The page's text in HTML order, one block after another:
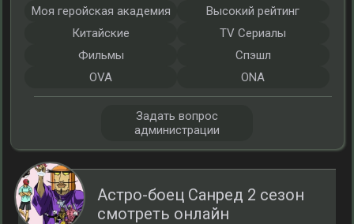
Астро-боец Санред 2 сезон
смотреть онлайн
Моя геройская академия
Высокий рейтинг
Китайские
TV Сериалы
Фильмы
Спэшл
OVA
ONA
Задать вопрос
администрации